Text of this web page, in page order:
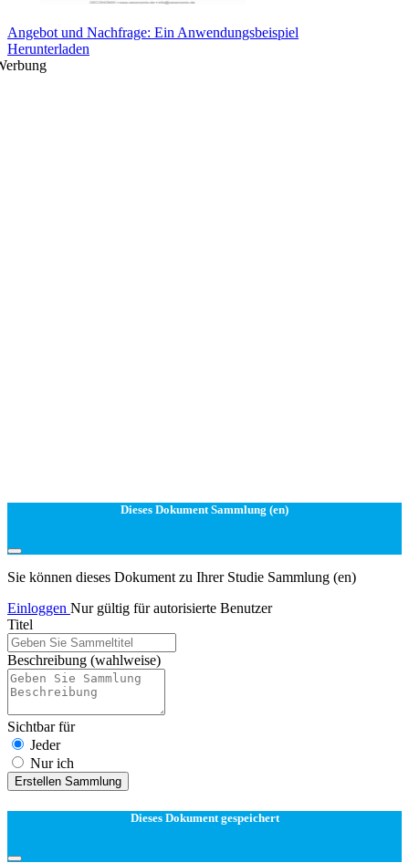
Angebot und Nachfrage: Ein Anwendungsbeispiel
Herunterladen
Dieses Dokument Sammlung (en)
Sie können dieses Dokument zu Ihrer Studie Sammlung (en)
Einloggen Nur gültig für autorisierte Benutzer
Titel
Beschreibung (wahlweise)
Sichtbar für
Jeder
Nur ich
Erstellen Sammlung
Dieses Dokument gespeichert